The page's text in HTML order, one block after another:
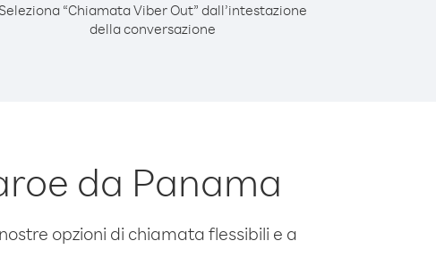
Seleziona “Chiamata Viber Out” dall’intestazione
della conversazione
da Panama
opzioni di chiamata flessibili e a